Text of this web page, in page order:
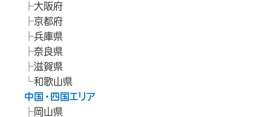
大阪府
京都府
兵庫県
奈良県
滋賀県
和歌山県
中国・四国エリア
岡山県